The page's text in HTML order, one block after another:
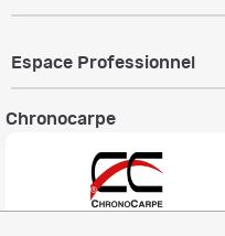
Espace Professionnel
Chronocarpe